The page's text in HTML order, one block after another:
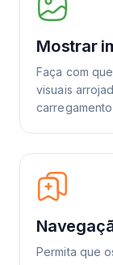
Mostrar
Faça com
visuais
Permita que